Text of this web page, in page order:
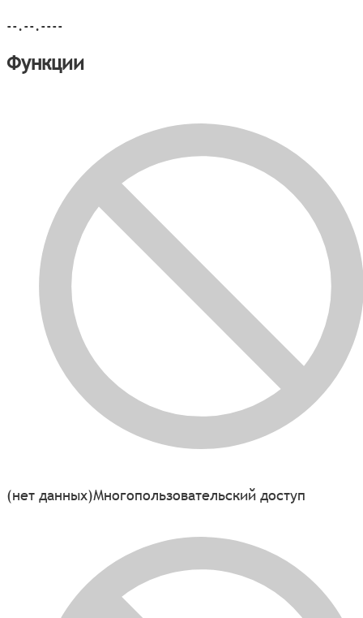
--.--.----
Функции
(нет данных)Многопользовательский доступ